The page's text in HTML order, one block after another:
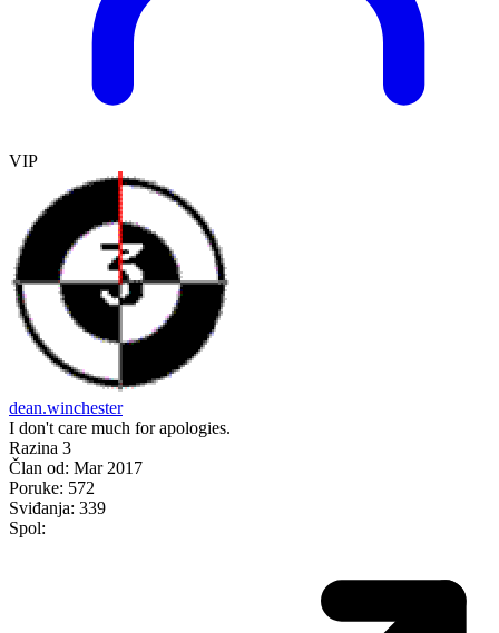
VIP
dean.winchester
I don't care much for apologies.
Razina 3
Član od: Mar 2017
Poruke: 572
Sviđanja: 339
Spol: